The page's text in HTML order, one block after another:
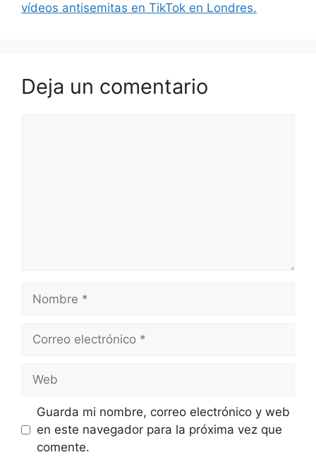
vídeos antisemitas en TikTok en Londres.
Deja un comentario
Nombre
Correo
Web
Guarda mi nombre, correo electrónico y web
en este navegador para la próxima vez que
comente.